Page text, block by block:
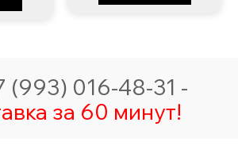
(993) 016-48-31 -
за 60 минут!